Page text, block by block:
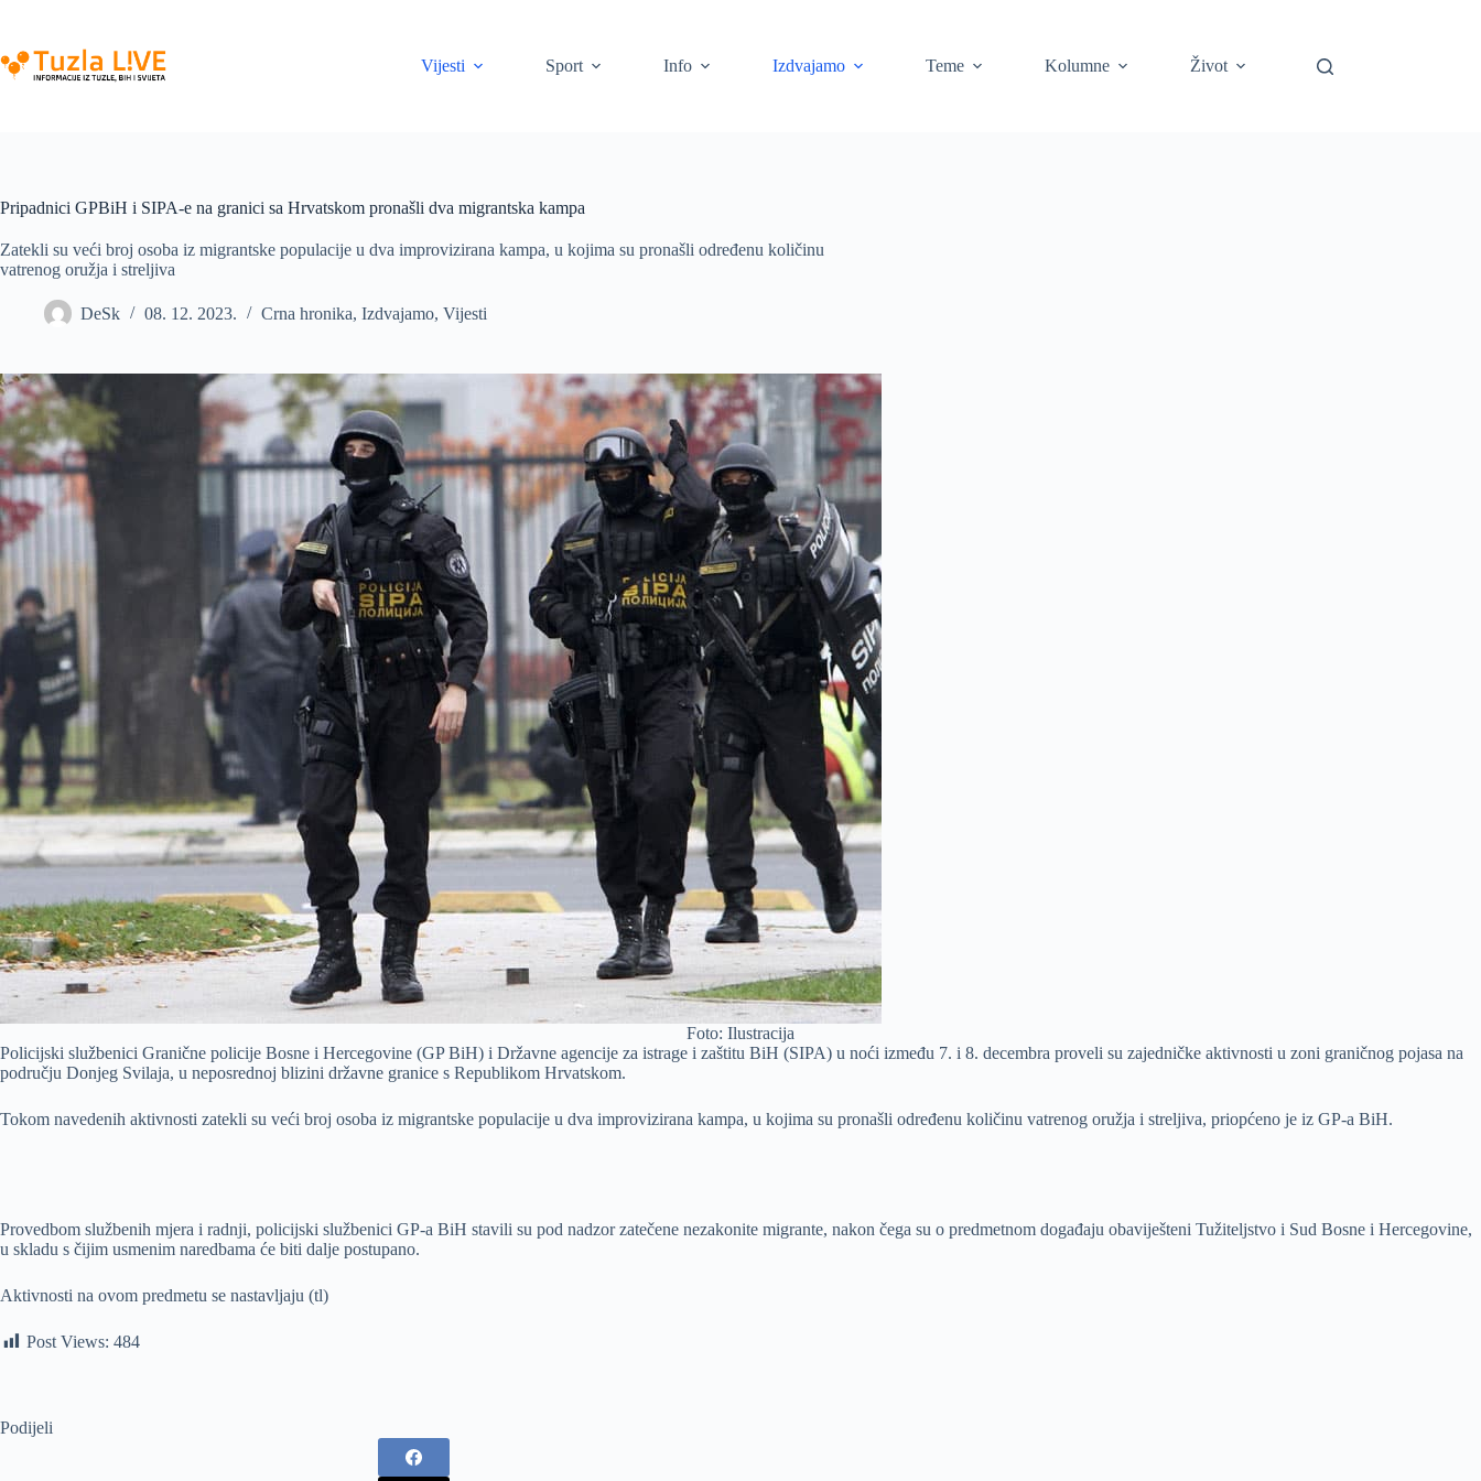
content
Vijesti
Sport Info Izdvajamo Teme Kolumne Život
Pripadnici GPBiH i SIPA-e na granici sa Hrvatskom pronašli dva migrantska kampa
Zatekli su veći broj osoba iz migrantske populacije u dva improvizirana kampa, u kojima su pronašli određenu količinu
vatrenog oružja i streljiva
DeSk 08. 12. 2023. Crna hronika, Izdvajamo, Vijesti
Foto: Ilustracija
Policijski službenici Granične policije Bosne i Hercegovine (GP BiH) i Državne agencije za istrage i zaštitu BiH (SIPA) u noći između 7. i 8. decembra proveli su zajedničke aktivnosti u zoni graničnog pojasa na
području Donjeg Svilaja, u neposrednoj blizini državne granice s Republikom Hrvatskom.
Tokom navedenih aktivnosti zatekli su veći broj osoba iz migrantske populacije u dva improvizirana kampa, u kojima su pronašli određenu količinu vatrenog oružja i streljiva, priopćeno je iz GP-a BiH.
Provedbom službenih mjera i radnji, policijski službenici GP-a BiH stavili su pod nadzor zatečene nezakonite migrante, nakon čega su o predmetnom događaju obaviješteni Tužiteljstvo i Sud Bosne i Hercegovine,
u skladu s čijim usmenim naredbama će biti dalje postupano.
Aktivnosti na ovom predmetu se nastavljaju (tl)
Post Views: 484
Podijeli